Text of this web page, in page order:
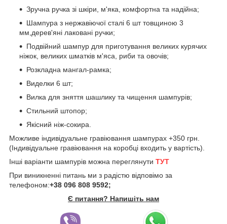
Зручна ручка зі шкіри, м'яка, комфортна та надійна;
Шампура з нержавіючої сталі 6 шт товщиною 3
мм,дерев'яні лаковані ручки;
Подвійний шампур для приготування великих курячих
ніжок, великих шматків м'яса, риби та овочів;
Розкладна мангал-рамка;
Виделки 6 шт;
Вилка для зняття шашлику та чищення шампурів;
Стильний штопор;
Якісний ніж-сокира.
Можливе індивідуальне гравіювання шампурах +350 грн.
(Індивідуальне гравіювання на коробці входить у вартість).
Інші варіанти шампурів можна переглянути ТУТ
При виникненні питань ми з радістю відповімо за
телефоном:+38 096 808 9592;
Є питання? Напишіть нам